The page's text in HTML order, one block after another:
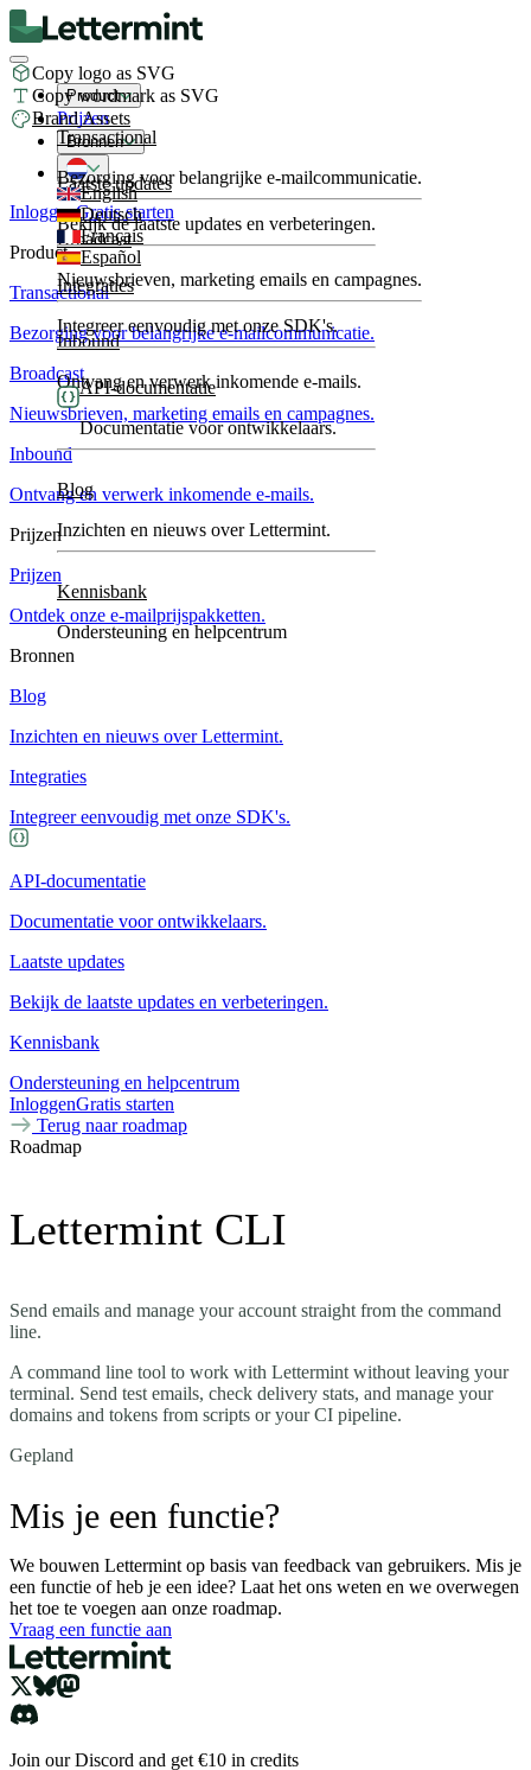
Copy logo as SVG
Copy wordmark as SVG
Brand Assets
Product
Transactional
Bezorging voor belangrijke e-mailcommunicatie.
Broadcast
Nieuwsbrieven, marketing emails en campagnes.
Inbound
Ontvang en verwerk inkomende e-mails.
Prijzen
Bronnen
Laatste updates
Bekijk de laatste updates en verbeteringen.
Integraties
Integreer eenvoudig met onze SDK's.
API-documentatie
Documentatie voor ontwikkelaars.
Blog
Inzichten en nieuws over Lettermint.
Kennisbank
Ondersteuning en helpcentrum
English
Deutsch
Français
Español
InloggenGratis starten
Product
Transactional
Bezorging voor belangrijke e-mailcommunicatie.
Broadcast
Nieuwsbrieven, marketing emails en campagnes.
Inbound
Ontvang en verwerk inkomende e-mails.
Prijzen
Prijzen
Ontdek onze e-mailprijspakketten.
Bronnen
Blog
Inzichten en nieuws over Lettermint.
Integraties
Integreer eenvoudig met onze SDK's.
API-documentatie
Documentatie voor ontwikkelaars.
Laatste updates
Bekijk de laatste updates en verbeteringen.
Kennisbank
Ondersteuning en helpcentrum
InloggenGratis starten
Terug naar roadmap
Roadmap
Lettermint CLI
Send emails and manage your account straight from the command
line.
A command line tool to work with Lettermint without leaving your
terminal. Send test emails, check delivery stats, and manage your
domains and tokens from scripts or your CI pipeline.
Gepland
Mis je een functie?
We bouwen Lettermint op basis van feedback van gebruikers. Mis je
een functie of heb je een idee? Laat het ons weten en we overwegen
het toe te voegen aan onze roadmap.
Vraag een functie aan
Join our Discord and get €10 in credits